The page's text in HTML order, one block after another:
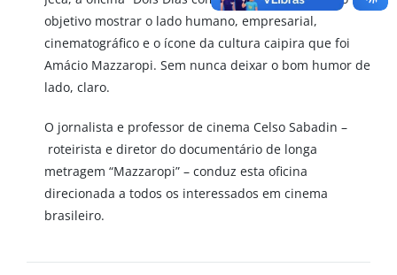
objetivo mostrar o lado humano, empresarial,
cinematográfico e o ícone da cultura caipira que foi
Amácio Mazzaropi. Sem nunca deixar o bom humor de
lado, claro.
O jornalista e professor de cinema Celso Sabadin –
roteirista e diretor do documentário de longa
metragem “Mazzaropi” – conduz esta oficina
direcionada a todos os interessados em cinema
brasileiro.